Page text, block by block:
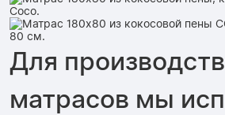
Для
матрасов мы